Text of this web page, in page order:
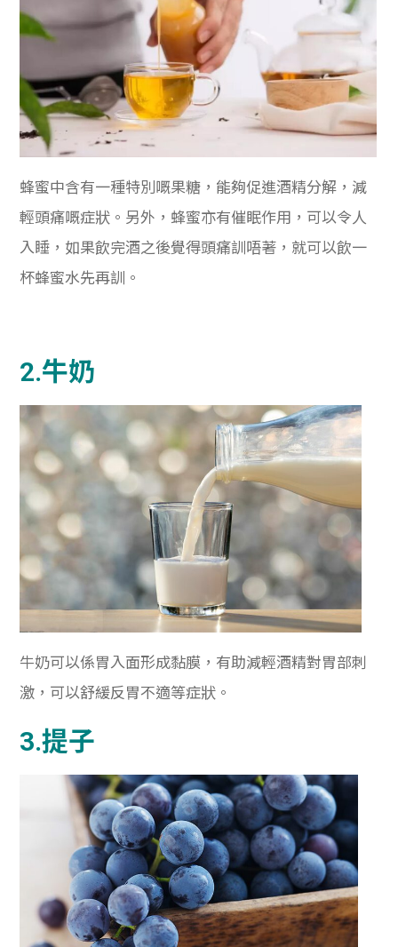
蜂蜜中含有一種特別嘅果糖，能夠促進酒精分解，減
輕頭痛嘅症狀。另外，蜂蜜亦有催眠作用，可以令人
入睡，如果飲完酒之後覺得頭痛訓唔著，就可以飲一
杯蜂蜜水先再訓。
2.牛奶
牛奶可以係胃入面形成黏膜，有助減輕酒精對胃部刺
激，可以舒緩反胃不適等症狀。
3.提子